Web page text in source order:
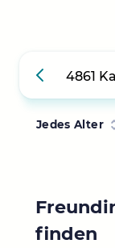
Jedes Alter
finden